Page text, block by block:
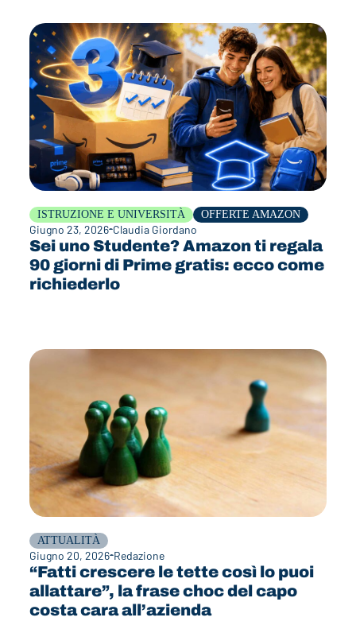
ISTRUZIONE E UNIVERSITÀ OFFERTE AMAZON
Giugno 23, 2026 Claudia Giordano
Sei uno Studente? Amazon ti regala
90 giorni di Prime gratis: ecco come
richiederlo
ATTUALITÀ
Giugno 20, 2026 Redazione
“Fatti crescere le tette così lo puoi
allattare”, la frase choc del capo
costa cara all’azienda